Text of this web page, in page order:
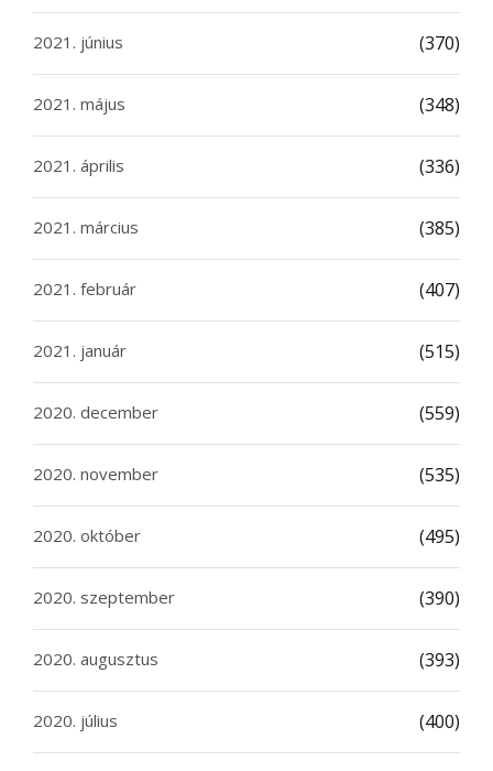
2021. június (370)
2021. május (348)
2021. április (336)
2021. március (385)
2021. február (407)
2021. január (515)
2020. december (559)
2020. november (535)
2020. október (495)
2020. szeptember (390)
2020. augusztus (393)
2020. július (400)